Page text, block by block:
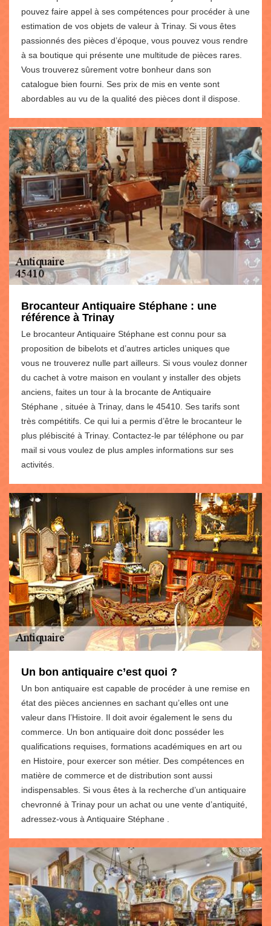
pouvez faire appel à ses compétences pour procéder à une
estimation de vos objets de valeur à Trinay. Si vous êtes
passionnés des pièces d’époque, vous pouvez vous rendre
à sa boutique qui présente une multitude de pièces rares.
Vous trouverez sûrement votre bonheur dans son
catalogue bien fourni. Ses prix de mis en vente sont
abordables au vu de la qualité des pièces dont il dispose.
Brocanteur Antiquaire Stéphane : une
référence à Trinay
Le brocanteur Antiquaire Stéphane est connu pour sa
proposition de bibelots et d’autres articles uniques que
vous ne trouverez nulle part ailleurs. Si vous voulez donner
du cachet à votre maison en voulant y installer des objets
anciens, faites un tour à la brocante de Antiquaire
Stéphane , située à Trinay, dans le 45410. Ses tarifs sont
très compétitifs. Ce qui lui a permis d’être le brocanteur le
plus plébiscité à Trinay. Contactez-le par téléphone ou par
mail si vous voulez de plus amples informations sur ses
activités.
Un bon antiquaire c’est quoi ?
Un bon antiquaire est capable de procéder à une remise en
état des pièces anciennes en sachant qu’elles ont une
valeur dans l’Histoire. Il doit avoir également le sens du
commerce. Un bon antiquaire doit donc posséder les
qualifications requises, formations académiques en art ou
en Histoire, pour exercer son métier. Des compétences en
matière de commerce et de distribution sont aussi
indispensables. Si vous êtes à la recherche d’un antiquaire
chevronné à Trinay pour un achat ou une vente d’antiquité,
adressez-vous à Antiquaire Stéphane .